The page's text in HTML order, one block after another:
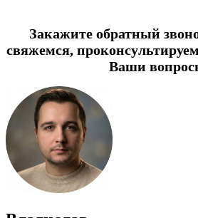
Закажите обратный
свяжемся,
Ваши